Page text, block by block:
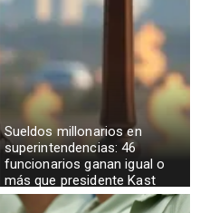
Sueldos millonarios en
superintendencias: 46
funcionarios ganan igual o
más que presidente Kast